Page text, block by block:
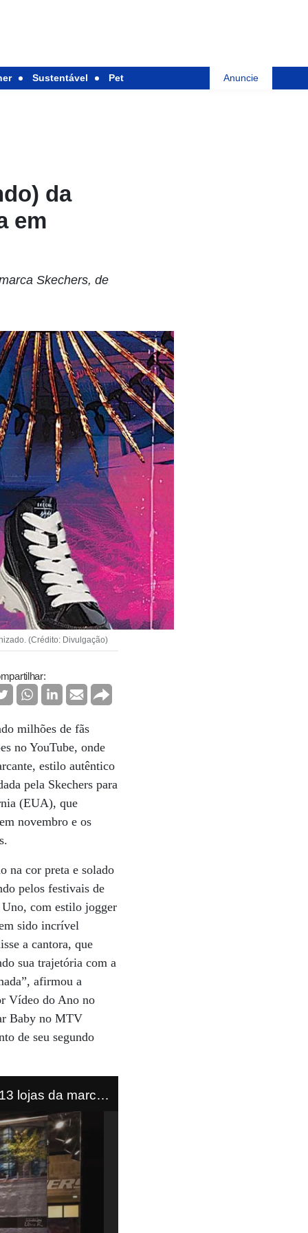
Sustentável Pet Anuncie
da
em
Skechers, de
(Crédito: Divulgação)
milhões de fãs
no YouTube, onde
estilo autêntico
pela Skechers para
(EUA), que
novembro e os
na cor preta e solado
pelos festivais de
com estilo jogger
sido incrível
a cantora, que
sua trajetória com a
afirmou a
Vídeo do Ano no
Baby no MTV
de seu segundo
lojas da marca,